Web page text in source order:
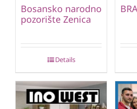
Bosansko narodno
pozorište Zenica
Details